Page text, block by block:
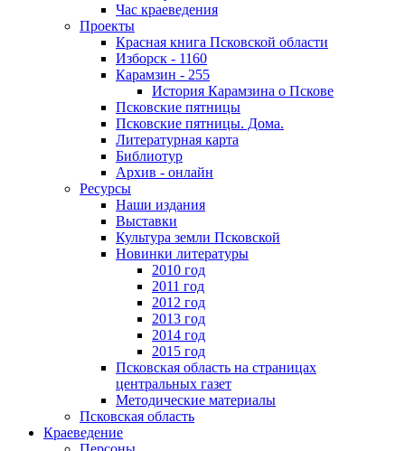
Час краеведения
Проекты
Красная книга Псковской области
Изборск - 1160
Карамзин - 255
История Карамзина о Пскове
Псковские пятницы
Псковские пятницы. Дома.
Литературная карта
Библиотур
Архив - онлайн
Ресурсы
Наши издания
Выставки
Культура земли Псковской
Новинки литературы
2010 год
2011 год
2012 год
2013 год
2014 год
2015 год
Псковская область на страницах
центральных газет
Методические материалы
Псковская область
Краеведение